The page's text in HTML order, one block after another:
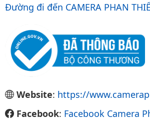
Đường đi đến CAMERA PHAN
Website: https://
Facebook: Facebook Camera